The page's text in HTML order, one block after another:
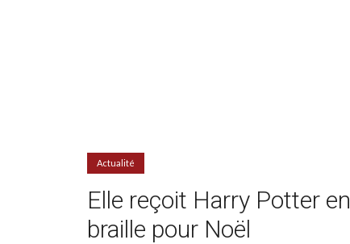
Actualité
Elle reçoit Harry Potter en
braille pour Noël